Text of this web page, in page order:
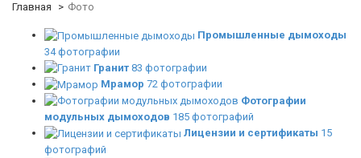
Главная Фото
Промышленные дымоходы
34 фотографии
Гранит 83 фотографии
Мрамор 72 фотографии
Фотографии
модульных дымоходов 185 фотографий
Лицензии и сертификаты 15
фотографий